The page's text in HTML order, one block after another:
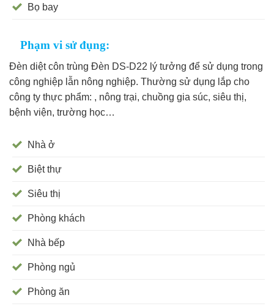
Bọ bay
Phạm vi sử đụng:
Đèn diệt côn trùng Đèn DS-D22 lý tưởng để sử dụng trong
công nghiệp lẫn nông nghiệp. Thường sử dụng lắp cho
công ty thực phẩm: , nông trại, chuồng gia súc, siêu thị,
bệnh viện, trường học…
Nhà ở
Biệt thự
Siêu thị
Phòng khách
Nhà bếp
Phòng ngủ
Phòng ăn